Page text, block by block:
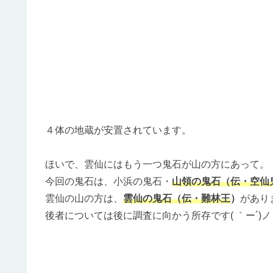
４体の地蔵が安置されています。
ほいで、雲仙にはもう一つ鬼石が山の方にあって。
今回の鬼石は、小浜の鬼石・ 山領の鬼石（伝・空仙
雲仙の山の方は、 雲仙の鬼石（伝・難林王） があり
後者については後に調査に向かう所存です( ｀ー´)ノ